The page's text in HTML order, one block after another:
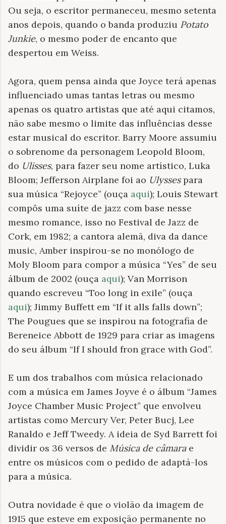
Ou seja, o escritor permaneceu, mesmo setenta
anos depois, quando o banda produziu Potato
Junkie, o mesmo poder de encanto que
despertou em Weiss.
Agora, quem pensa ainda que Joyce terá apenas
influenciado umas tantas letras ou mesmo
apenas os quatro artistas que até aqui citamos,
não sabe mesmo o limite das influências desse
estar musical do escritor. Barry Moore assumiu
o sobrenome da personagem Leopold Bloom,
do Ulisses, para fazer seu nome artístico, Luka
Bloom; Jefferson Airplane foi ao Ulyssespara
sua música “Rejoyce” (ouça aqui); Louis Stewart
compôs uma suíte de jazz com base nesse
mesmo romance, isso no Festival de Jazz de
Cork, em 1982; a cantora alemã, diva da dance
music, Amber inspirou-se no monólogo de
Moly Bloom para compor a música “Yes” de seu
álbum de 2002 (ouça aqui); Van Morrison
quando escreveu “Too long in exile” (ouça
aqui); Jimmy Buffett em “If it alls falls down”;
The Pougues que se inspirou na fotografia de
Bereneice Abbott de 1929 para criar as imagens
do seu álbum “If I should fron grace with God”.
E um dos trabalhos com música relacionado
com a música em James Joyve é o álbum “James
Joyce Chamber Music Project” que envolveu
artistas como Mercury Ver, Peter Bucj, Lee
Ranaldo e Jeff Tweedy. A ideia de Syd Barrett foi
dividir os 36 versos de Música de câmarae
entre os músicos com o pedido de adaptá-los
para a música.
Outra novidade é que o violão da imagem de
1915 que esteve em exposição permanente no